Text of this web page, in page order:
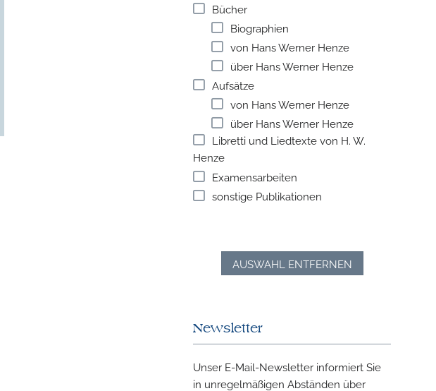
Bücher
Biographien
von Hans Werner Henze
über Hans Werner Henze
Aufsätze
von Hans Werner Henze
über Hans Werner Henze
Libretti und Liedtexte von H. W.
Henze
Examensarbeiten
sonstige Publikationen
AUSWAHL ENTFERNEN
Newsletter
Unser E-Mail-Newsletter informiert Sie
in unregelmäßigen Abständen über